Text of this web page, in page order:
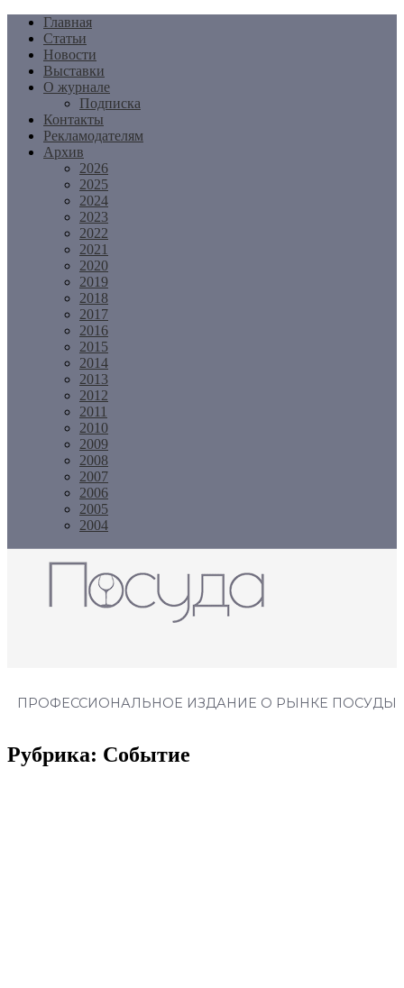
Перейти
содержимому
Главная
Статьи
Новости
Выставки
О журнале
Подписка
Контакты
Рекламодателям
Архив
2026
2025
2024
2023
2022
2021
2020
2019
2018
2017
2016
2015
2014
2013
2012
2011
2010
2009
2008
2007
2006
2005
2004
ПРОФЕССИОНАЛЬНОЕ ИЗДАНИЕ О РЫНКЕ ПОСУДЫ
Рубрика: Событие